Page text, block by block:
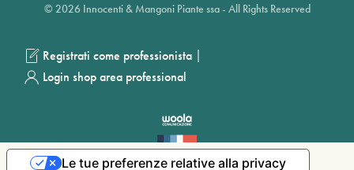
© 2026 Innocenti & Mangoni Piante ssa - All Rights Reserved
Registrati come professionista |
Login shop area professional
Le tue preferenze relative alla privacy